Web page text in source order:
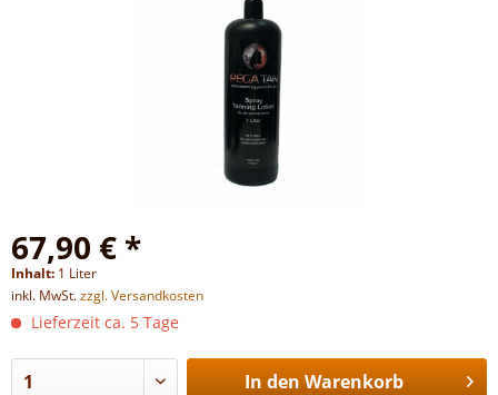
67,90 € *
Inhalt: 1 Liter
inkl. MwSt.zzgl. Versandkosten
Lieferzeit ca. 5 Tage
In den Warenkorb